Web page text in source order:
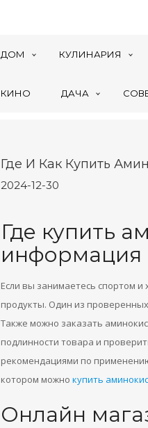
ДОМ КУЛИНАРИЯ
КИНО ДАЧА
Где И Как Купить
2024-12-30
Где купить
информация
Если вы занимаетесь спортом
продукты. Один из
Также можно заказать
подлинности товара и
рекомендациями по
котором можно купить
Онлайн